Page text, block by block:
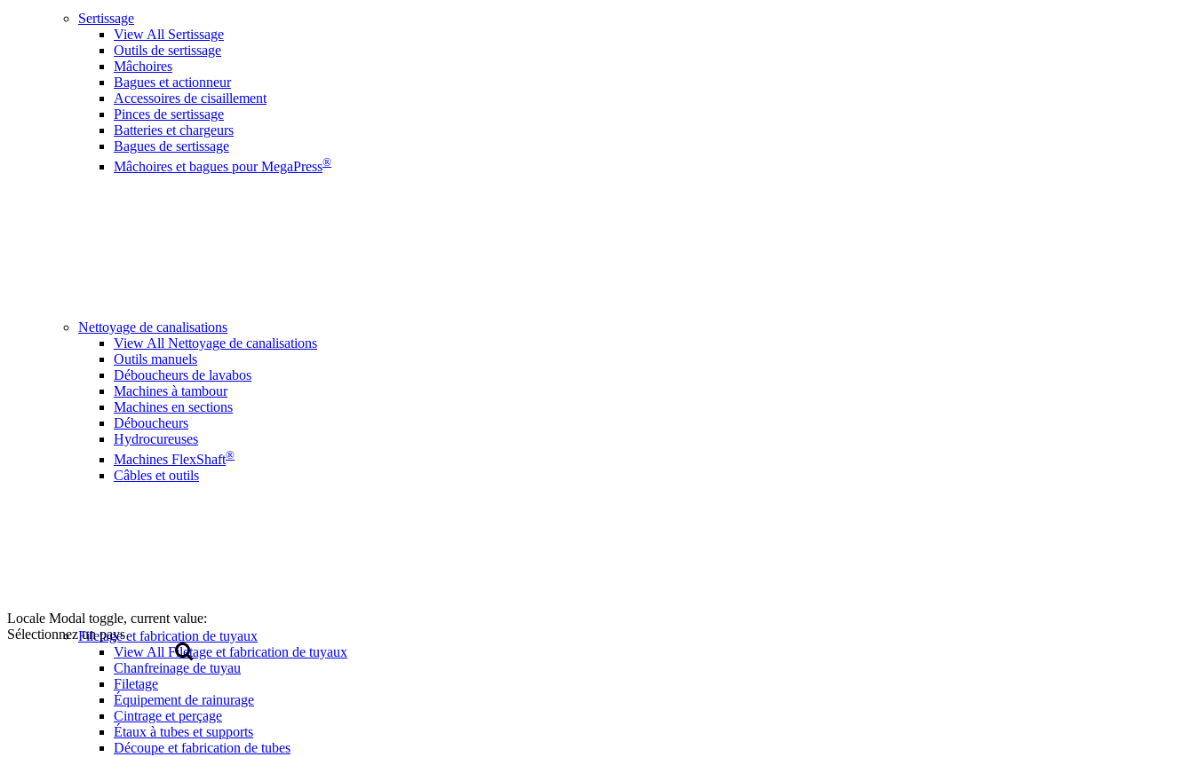
Locale Modal toggle, current value:
Sélectionnez un pays
Sertissage
View All Sertissage
Outils de sertissage
Mâchoires
Bagues et actionneur
Accessoires de cisaillement
Pinces de sertissage
Batteries et chargeurs
Bagues de sertissage
Mâchoires et bagues pour MegaPress®
Nettoyage de canalisations
View All Nettoyage de canalisations
Outils manuels
Déboucheurs de lavabos
Machines à tambour
Machines en sections
Déboucheurs
Hydrocureuses
Machines FlexShaft®
Câbles et outils
Filetage et fabrication de tuyaux
View All Filetage et fabrication de tuyaux
Chanfreinage de tuyau
Filetage
Équipement de rainurage
Cintrage et perçage
Étaux à tubes et supports
Découpe et fabrication de tubes